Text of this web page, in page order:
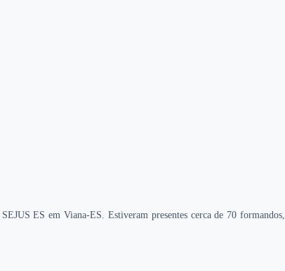
ES em Viana-ES. Estiveram presentes cerca de 70 formandos,